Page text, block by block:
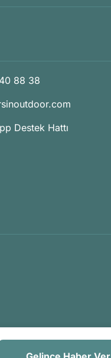
88 38
Destek Hattı